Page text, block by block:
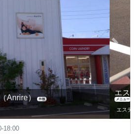
ール（Anrire）のメニューの一部
）のメニューの一部
Next
18:00